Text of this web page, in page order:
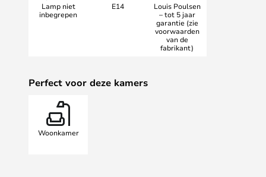
Lamp niet
inbegrepen
E14
Louis Poulsen
– tot 5 jaar
garantie (zie
voorwaarden
van de
fabrikant)
Perfect voor deze kamers
Woonkamer